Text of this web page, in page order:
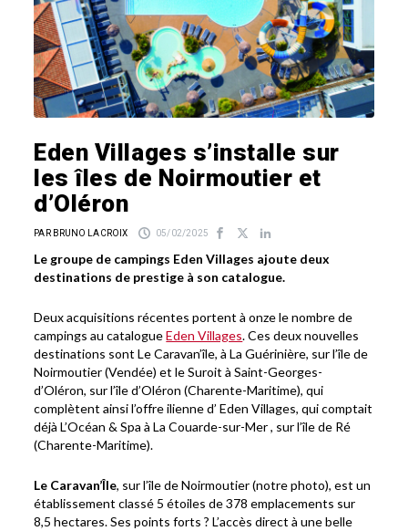
Eden Villages s’installe sur
les îles de Noirmoutier et
d’Oléron
PAR BRUNO LACROIX 05/02/2025
Le groupe de campings Eden Villages ajoute deux
destinations de prestige à son catalogue.
Deux acquisitions récentes portent à onze le nombre de
campings au catalogueEden Villages. Ces deux nouvelles
destinations sont Le Caravan’île, à La Guérinière, sur l’île de
Noirmoutier (Vendée) et le Suroit à Saint-Georges-
d’Oléron, sur l’île d’Oléron (Charente-Maritime), qui
complètent ainsi l’offre ilienne d’ Eden Villages, qui comptait
déjà L’Océan & Spa à La Couarde-sur-Mer , sur l’île de Ré
(Charente-Maritime).
Le Caravan’Île, sur l’île de Noirmoutier (notre photo), est un
établissement classé 5 étoiles de 378 emplacements sur
8,5 hectares. Ses points forts ? L’accès direct à une belle